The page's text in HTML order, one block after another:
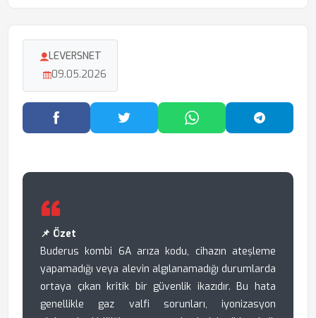
LEVERSNET
09.05.2026
Facebook'ta PaylaşTwitter'da PaylaşWhatsApp'ta Paylaş
📌 Özet
Buderus kombi 6A arıza kodu, cihazın ateşleme
yapamadığı veya alevin algılanamadığı durumlarda
ortaya çıkan kritik bir güvenlik ikazıdır. Bu hata
genellikle gaz valfi sorunları, iyonizasyon